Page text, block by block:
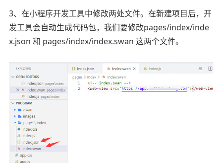
3、在小程序开发工具中修改两处文件。在新建项目后，开
发工具会自动生成代码包，我们要修改pages/index/inde
x.json 和 pages/index/index.swan 这两个文件。